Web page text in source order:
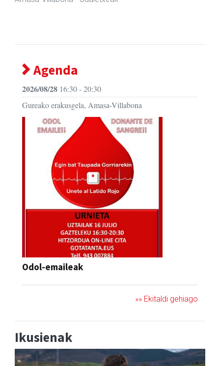
Agenda
2026/08/28 16:30 - 20:30
Gureako erakusgela, Amasa-Villabona
Odol-emaileak
»» Ekitaldi gehiago
Ikusienak